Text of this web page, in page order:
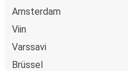
Amsterdam
Viin
Varssavi
Brüssel